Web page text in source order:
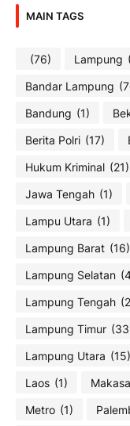
MAIN TAGS
(76) Lampung
Bandar Lampung
Bandung (1)
Berita Polri (17)
Hukum Kriminal (21)
Jawa Tengah (1)
Lampu Utara (1)
Lampung Barat (16)
Lampung Selatan
Lampung Tengah
Lampung Timur
Lampung Utara (15)
Laos (1)
Metro (1)